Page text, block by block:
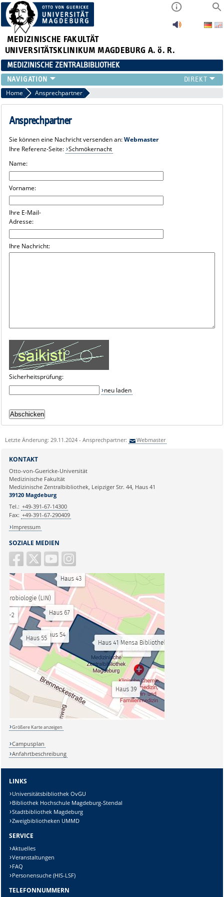
MEDIZINISCHE FAKULTÄT
UNIVERSITÄTSKLINIKUM MAGDEBURG A. ö. R.
MEDIZINISCHE ZENTRALBIBLIOTHEK
LITERATURSUCHE
SERVICE
INFORMATIONSKOMPETENZ
PUBLIZIEREN
SUCHE A-Z
Home Ansprechpartner
Ansprechpartner
Sie können eine Nachricht versenden an:Webmaster
Ihre Referenz-Seite: Schmökernacht
Name:
Vorname:
Ihre E-Mail-
Adresse:
Ihre Nachricht:
Sicherheitsprüfung:
neu laden
Letzte Änderung: 29.11.2024 - Ansprechpartner: Webmaster
SOZIALE MEDIEN
KONTAKT
Otto-von-Guericke-Universität
Medizinische Fakultät
Medizinische Zentralbibliothek, Leipziger Str. 44, Haus 41
39120 Magdeburg
Tel.: +49-391-67-14300
Fax: +49-391-67-290409
Impressum
Größere Karte anzeigen
Campusplan
Anfahrtbeschreibung
LINKS
Universitätsbibliothek OvGU
Bibliothek Hochschule Magdeburg-Stendal
Stadtbibliothek Magdeburg
Zweigbibliotheken UMMD
SERVICE
Aktuelles
Veranstaltungen
FAQ
Personensuche (HIS-LSF)
TELEFONNUMMERN